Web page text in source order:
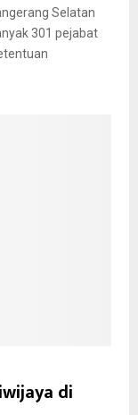
Selatan
301 pejabat
di